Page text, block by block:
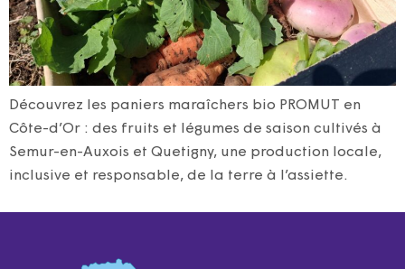
Découvrez les paniers maraîchers bio PROMUT en
Côte-d’Or : des fruits et légumes de saison cultivés à
Semur-en-Auxois et Quetigny, une production locale,
inclusive et responsable, de la terre à l’assiette.